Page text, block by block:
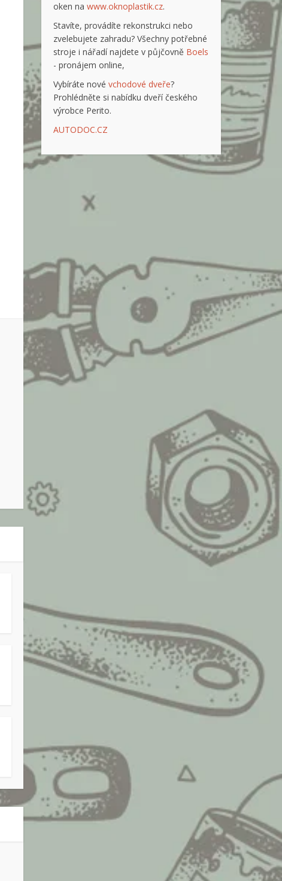
oken na www.oknoplastik.cz.
Stavíte, provádíte rekonstrukci nebo
zvelebujete zahradu? Všechny potřebné
stroje i nářadí najdete v půjčovně Boels
- pronájem online,
Vybíráte nové vchodové dveře?
Prohlédněte si nabídku dveří českého
výrobce Perito.
AUTODOC.CZ